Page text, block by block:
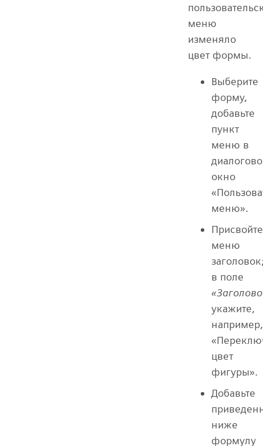
меню
изменяло
цвет формы.
Выберите
форму,
добавьте
пункт
меню в
окно
меню».
Присвойте
меню
в поле
укажите,
например,
цвет
фигуры».
Добавьте
ниже
формулу